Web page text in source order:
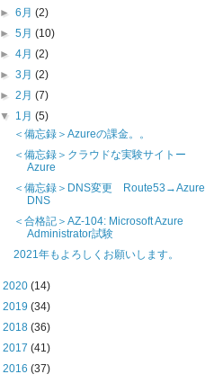
►6月(2)
►5月(10)
►4月(2)
►3月(2)
►2月(7)
▼ 1月(5)
＜備忘録＞Azureの課金。。
＜備忘録＞クラウドな実験サイトー
Azure
＜備忘録＞DNS変更 Route53→Azure
DNS
＜合格記＞AZ-104: Microsoft Azure
Administrator試験
2021年もよろしくお願いします。
2020 (14)
2019 (34)
2018 (36)
2017 (41)
2016 (37)